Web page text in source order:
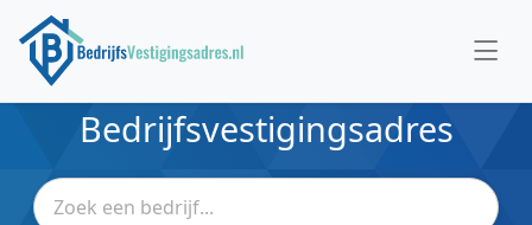
Bedrijfsvestigingsadres